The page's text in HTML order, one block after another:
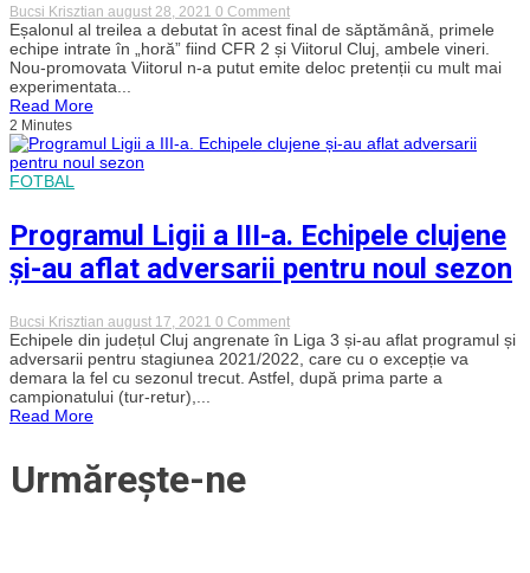
Bucsi Krisztian august 28, 2021 0 Commenton
Rundă
nefavorabilă
echipelor
clujene
III-
Eșalonul al treilea a debutat în acest final de săptămână, primele
echipe intrate în „horă” fiind CFR 2 și Viitorul Cluj, ambele vineri.
Nou-promovata Viitorul n-a putut emite deloc pretenții cu mult mai
experimentata...
Read More
2 Minutes
FOTBAL
Programul Ligii a III-a. Echipele clujene
și-au aflat adversarii pentru noul sezon
Bucsi Krisztian august 17, 2021 0 Commenton
Programul
Ligii
a
III-
Echipele din județul Cluj angrenate în Liga 3 și-au aflat programul și
adversarii pentru stagiunea 2021/2022, care cu o excepție va
demara la fel cu sezonul trecut. Astfel, după prima parte a
campionatului (tur-retur),...
Read More
Urmărește-ne